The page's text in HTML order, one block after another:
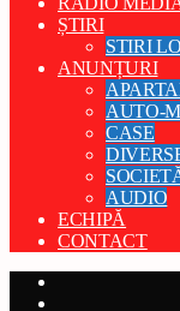
ȘTIRI
STIRI
ANUNȚURI
AUTO-
CASE
AUDIO
ECHIPĂ
CONTACT